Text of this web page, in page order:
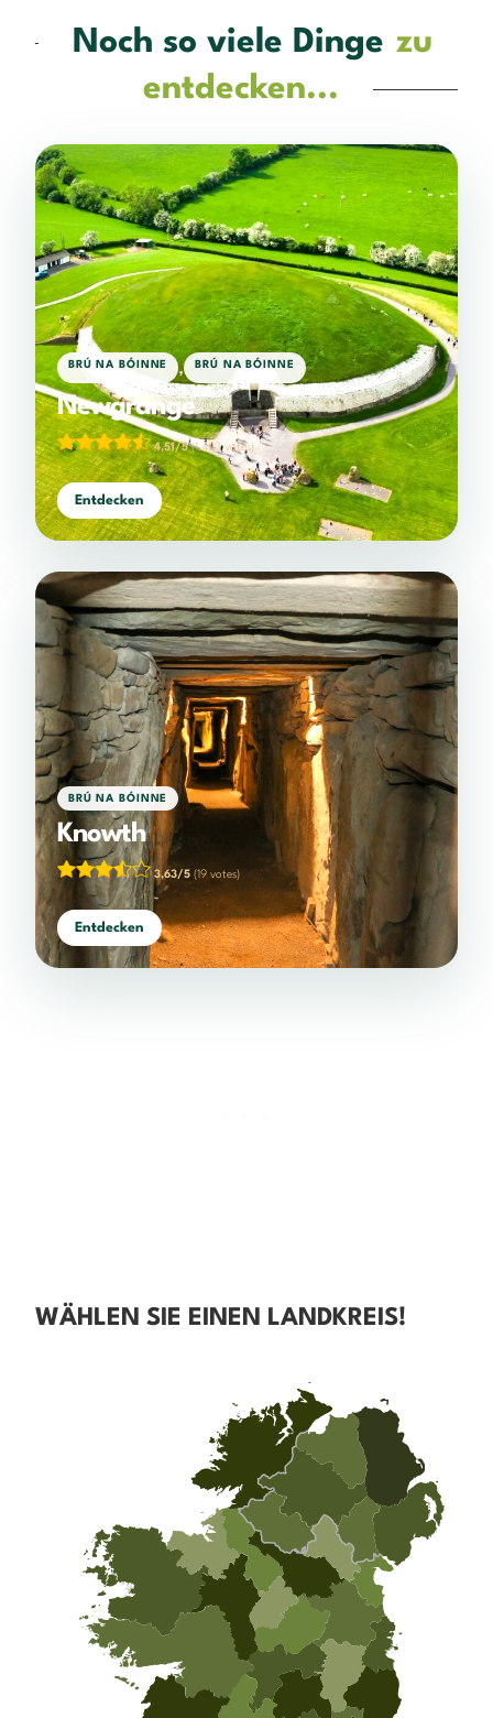
Noch so viele Dinge zu
entdecken...
BRÚ NA BÓINNE , BRÚ NA BÓINNE
Newgrange
4,51/5(1.483 votes)
Entdecken
BRÚ NA BÓINNE
Knowth
3,63/5 (19 votes)
Entdecken
WÄHLEN SIE EINEN LANDKREIS!